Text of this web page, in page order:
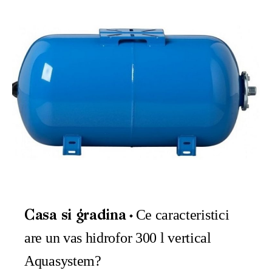
Casa si gradina
Ce caracteristici
are un vas hidrofor 300 l vertical
Aquasystem?